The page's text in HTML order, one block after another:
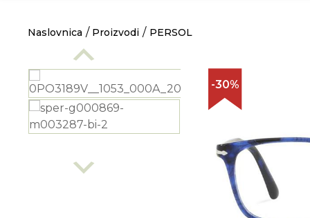
Naslovnica Proizvodi PERSOL
-30%